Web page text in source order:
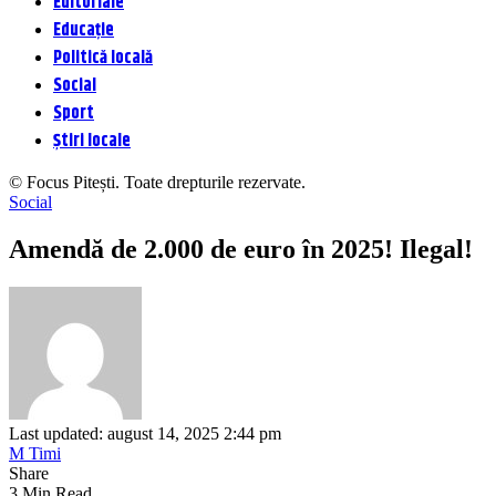
Educație
Politică locală
Social
Sport
Știri locale
© Focus Pitești. Toate drepturile rezervate.
Social
Amendă de 2.000 de euro în 2025! Ilegal!
Last updated: august 14, 2025 2:44 pm
M Timi
Share